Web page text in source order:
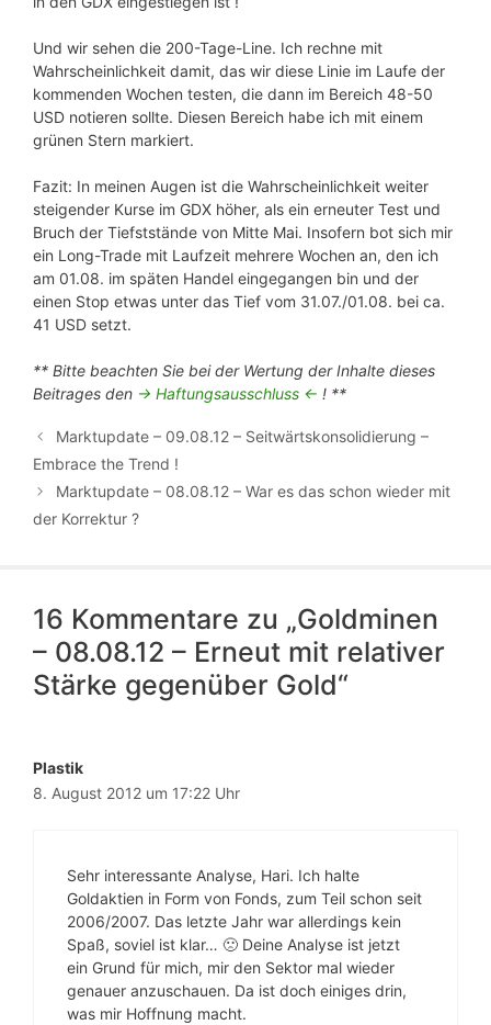
Und wir sehen die 200-Tage-Line. Ich rechne mit
Wahrscheinlichkeit damit, das wir diese Linie im Laufe der
kommenden Wochen testen, die dann im Bereich 48-50
USD notieren sollte. Diesen Bereich habe ich mit einem
grünen Stern markiert.
Fazit: In meinen Augen ist die Wahrscheinlichkeit weiter
steigender Kurse im GDX höher, als ein erneuter Test und
Bruch der Tiefststände von Mitte Mai. Insofern bot sich mir
ein Long-Trade mit Laufzeit mehrere Wochen an, den ich
am 01.08. im späten Handel eingegangen bin und der
einen Stop etwas unter das Tief vom 31.07./01.08. bei ca.
41 USD setzt.
** Bitte beachten Sie bei der Wertung der Inhalte dieses
Beitrages den -> Haftungsausschluss <- ! **
Marktupdate – 09.08.12 – Seitwärtskonsolidierung –
Embrace the Trend !
Marktupdate – 08.08.12 – War es das schon wieder mit
der Korrektur ?
16 Kommentare zu „Goldminen
– 08.08.12 – Erneut mit relativer
Stärke gegenüber Gold“
Plastik
8. August 2012 um 17:22 Uhr
Sehr interessante Analyse, Hari. Ich halte
Goldaktien in Form von Fonds, zum Teil schon seit
2006/2007. Das letzte Jahr war allerdings kein
Spaß, soviel ist klar… 🙁 Deine Analyse ist jetzt
ein Grund für mich, mir den Sektor mal wieder
genauer anzuschauen. Da ist doch einiges drin,
was mir Hoffnung macht.